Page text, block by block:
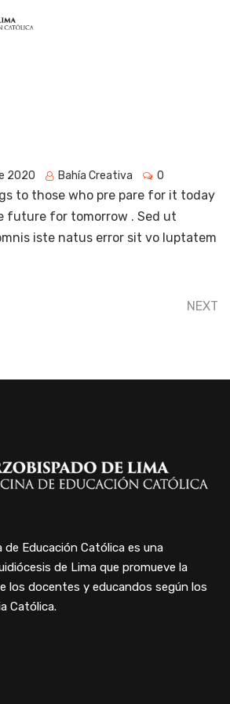
2020 Bahía Creativa 0
to those who pre pare for it today
future for tomorrow . Sed ut
iste natus error sit vo luptatem
NEXT
de Educación Católica es una
de Lima que promueve la
los docentes y educandos según los
Católica.